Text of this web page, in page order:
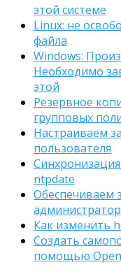
этой системе
Linux: не
файла
Windows:
Необходимо
этой
Резервное
групповых
Настраиваем
пользователя
ntpdate
Обеспечиваем
Как изменить
Создать
помощью